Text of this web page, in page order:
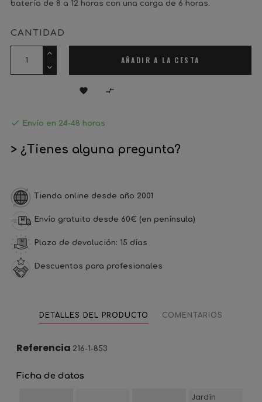
batería de 8 a 12 horas con una carga de 6 horas.
CANTIDAD
AÑADIR A LA CESTA
 
 Envío en 24-48 horas
> ¿Tienes alguna pregunta?
Tienda online desde año 2001
Envío gratuito desde 60€ (en península)
Plazo de devolución: 15 días
Descuentos para profesionales
DETALLES DEL PRODUCTO COMENTARIOS
Referencia 216-1-853
Ficha de datos
Jardín